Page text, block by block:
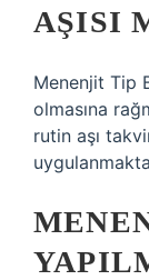
AŞISI
Menenjit Tip
olmasına
rutin aşı